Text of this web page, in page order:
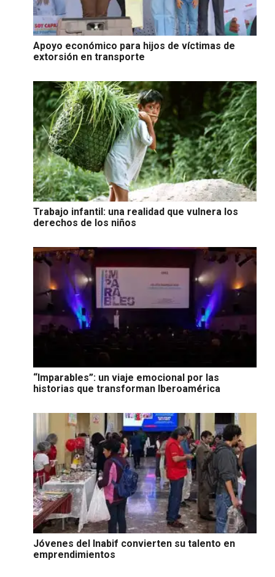
Apoyo económico para hijos de víctimas de
extorsión en transporte
Trabajo infantil: una realidad que vulnera los
derechos de los niños
“Imparables”: un viaje emocional por las
historias que transforman Iberoamérica
Jóvenes del Inabif convierten su talento en
emprendimientos